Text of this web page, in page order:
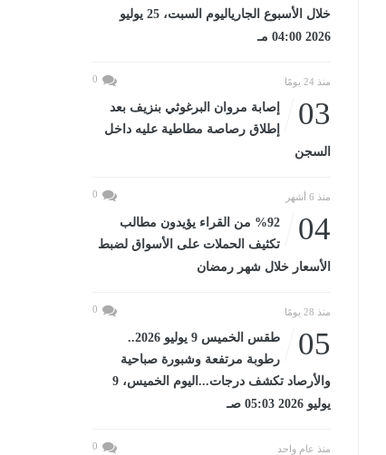
خلال الأسبوع الجارياليوم السبت، 25 يوليو
2026 04:00 مـ
منذ 24 يومًا 0
03
إصابة مروان البرغوثي بنزيف بعد
إطلاق رصاصة مطاطية عليه داخل
السجن
منذ 6 أشهر 0
04
%92 من القراء يؤيدون مطالب
تكثيف الحملات على الأسواق لضبط
الأسعار خلال شهر رمضان
منذ 28 يومًا 0
05
طقس الخميس 9 يوليو 2026..
رطوبة مرتفعة وشبورة صباحية
والأرصاد تكشف درجات...اليوم الخميس، 9
يوليو 2026 05:03 صـ
منذ عام واحد 0